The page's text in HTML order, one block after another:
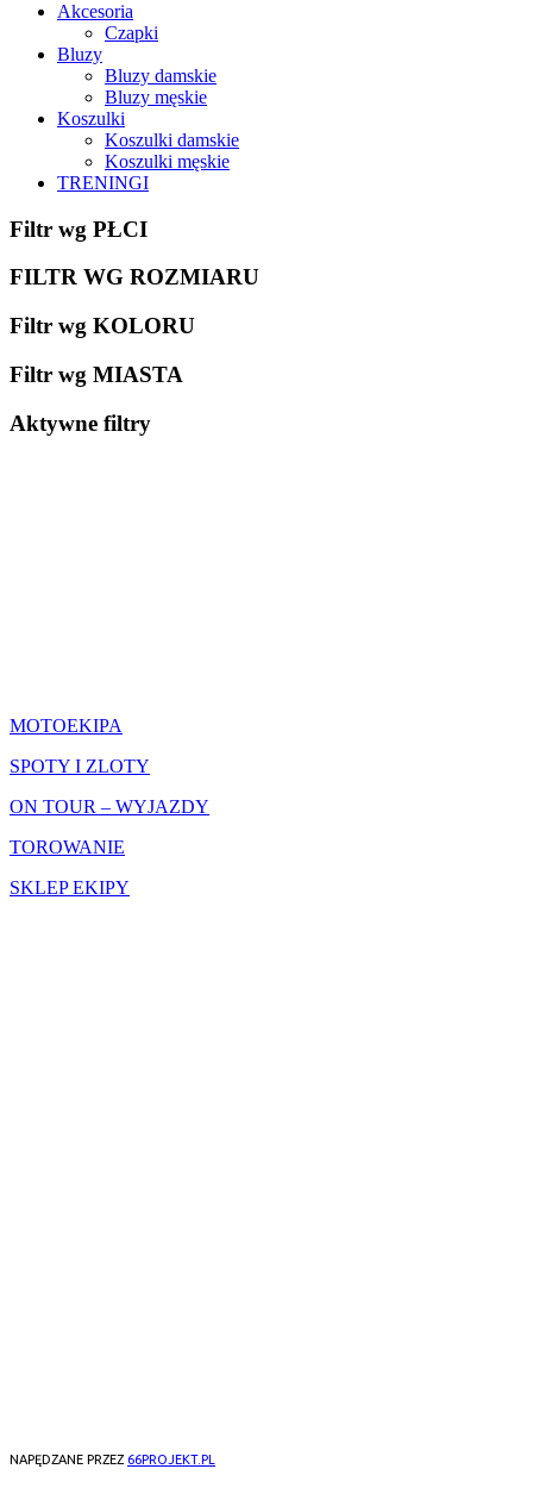
Akcesoria
Czapki
Bluzy
Bluzy damskie
Bluzy męskie
Koszulki
Koszulki damskie
Koszulki męskie
TRENINGI
Filtr wg PŁCI
FILTR WG ROZMIARU
Filtr wg KOLORU
Filtr wg MIASTA
Aktywne filtry
MOTOEKIPA
SPOTY I ZLOTY
ON TOUR – WYJAZDY
TOROWANIE
SKLEP EKIPY
NAPĘDZANE PRZEZ 66PROJEKT.PL